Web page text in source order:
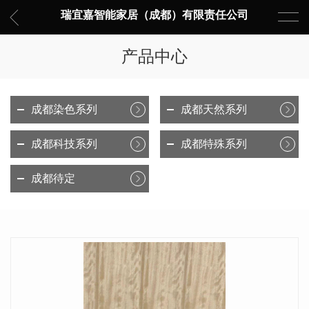
瑞宜嘉智能家居（成都）有限责任公司
产品中心
成都染色系列 成都天然系列
成都科技系列 成都特殊系列
成都待定